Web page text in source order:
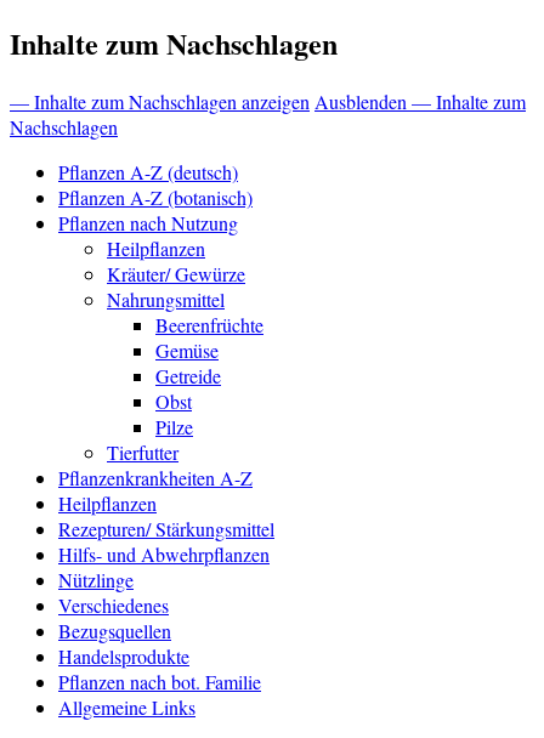
Inhalte zum Nachschlagen
— Inhalte zum Nachschlagen anzeigen Ausblenden — Inhalte zum
Nachschlagen
Pflanzen A-Z (deutsch)
Pflanzen A-Z (botanisch)
Pflanzen nach Nutzung
Heilpflanzen
Kräuter/ Gewürze
Nahrungsmittel
Beerenfrüchte
Gemüse
Getreide
Obst
Pilze
Tierfutter
Pflanzenkrankheiten A-Z
Heilpflanzen
Rezepturen/ Stärkungsmittel
Hilfs- und Abwehrpflanzen
Nützlinge
Verschiedenes
Bezugsquellen
Handelsprodukte
Pflanzen nach bot. Familie
Allgemeine Links